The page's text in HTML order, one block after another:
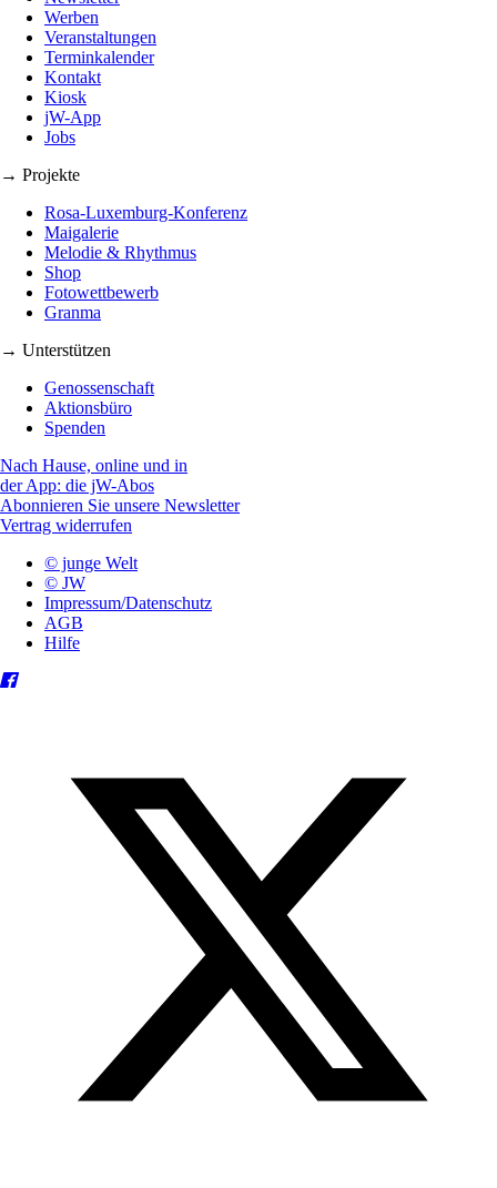
Werben
Veranstaltungen
Terminkalender
Kontakt
Kiosk
jW-App
Jobs
→ Projekte
Rosa-Luxemburg-Konferenz
Maigalerie
Melodie & Rhythmus
Shop
Fotowettbewerb
Granma
→ Unterstützen
Genossenschaft
Aktionsbüro
Spenden
Nach Hause, online und in
der App: die jW-Abos
Abonnieren Sie unsere Newsletter
Vertrag widerrufen
© junge Welt
© JW
Impressum/Datenschutz
AGB
Hilfe